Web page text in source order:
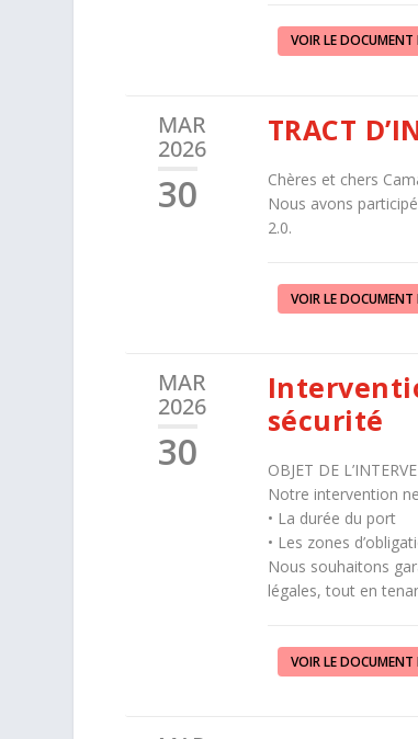
VOIR LE DOCUMENT
MAR
2026
30
TRACT
Chères et chers
Nous avons
2.0.
VOIR LE DOCUMENT
MAR
2026
30
sécurité
OBJET DE
Notre intervention
• La durée du port
• Les zones
Nous souhaitons
légales, tout en
VOIR LE DOCUMENT